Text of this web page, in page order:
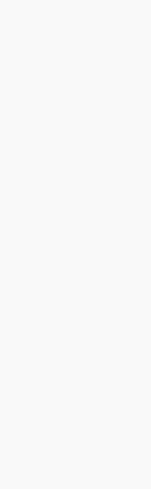
極扶植創新社群，驅
出的共享工作室正式
試計劃中，挑選13間
成概念驗證，更有機
科成效，引領業界廣
產業發展的重要基
更多初創企業，專注
建築科技、綠色科技
生態圈及智慧城市發
域辦事處，佔地兩
天候開放，設有各種
、固定工作站、靈活
會議室、休閒空間，
聽系統及完善的網絡技
境，切合不同初創企
伴互相交流。工作室
新科技產品，包括辦
示智慧科技的應用及
的工作環境，在選材
到可持續營運，並測試
（ESG）方案，監察
為初創企業提供開發
的知識和經驗。初創
實地測試，實踐概
，啟發初創企業開發
案，並推動業界數碼
市。